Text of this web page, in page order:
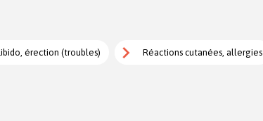
érection (troubles) Réactions cutanées, allergies